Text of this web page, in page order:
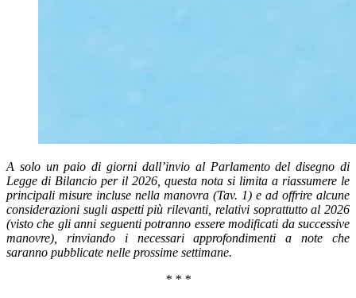
A solo un paio di giorni dall’invio al Parlamento del disegno di
Legge di Bilancio per il 2026, questa nota si limita a riassumere le
principali misure incluse nella manovra (Tav. 1) e ad offrire alcune
considerazioni sugli aspetti più rilevanti, relativi soprattutto al 2026
(visto che gli anni seguenti potranno essere modificati da successive
manovre), rinviando i necessari approfondimenti a note che
saranno pubblicate nelle prossime settimane.
* * *